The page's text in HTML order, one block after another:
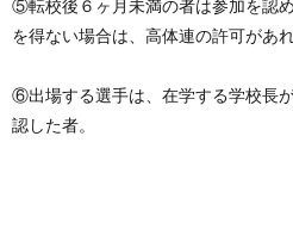
⑤転校後６ヶ月未満の者は参加を認
を得ない場合は、高体連の許可があ
⑥出場する選手は、在学する学校長
認した者。